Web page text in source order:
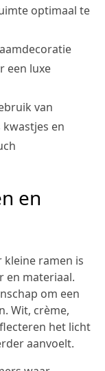
optimaal te
een luxe
van
en
en
kleine ramen is
en materiaal.
om een
Wit, crème,
het licht
aanvoelt.